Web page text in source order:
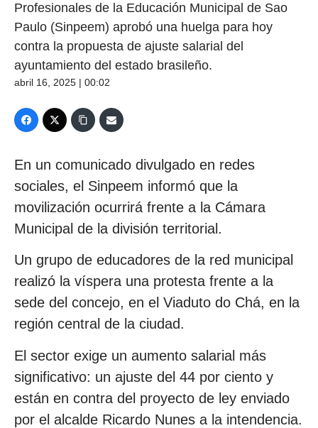
Profesionales de la Educación Municipal de Sao
Paulo (Sinpeem) aprobó una huelga para hoy
contra la propuesta de ajuste salarial del
ayuntamiento del estado brasileño.
abril 16, 2025 | 00:02
En un comunicado divulgado en redes
sociales, el Sinpeem informó que la
movilización ocurrirá frente a la Cámara
Municipal de la división territorial.
Un grupo de educadores de la red municipal
realizó la víspera una protesta frente a la
sede del concejo, en el Viaduto do Chá, en la
región central de la ciudad.
El sector exige un aumento salarial más
significativo: un ajuste del 44 por ciento y
están en contra del proyecto de ley enviado
por el alcalde Ricardo Nunes a la intendencia.